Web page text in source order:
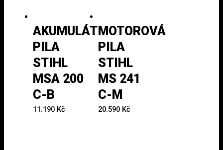
AKUMULÁTOROVÁ
PILA
STIHL
MSA 200
C-B
11.190 Kč
MOTOROVÁ
PILA
STIHL
MS 241
C-M
20.590 Kč